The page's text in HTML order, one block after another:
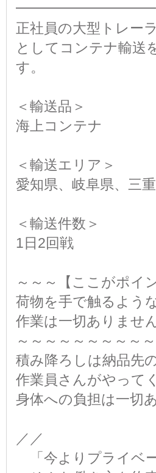
━━━━━━━━━━
正社員の大型トレー
としてコンテナ輸送
す。
＜輸送品＞
海上コンテナ
＜輸送エリア＞
愛知県、岐阜県、三
＜輸送件数＞
1日2回戦
～～～【ここがポイ
荷物を手で触るよう
作業は一切ありませ
～～～～～～～～～
積み降ろしは納品先
作業員さんがやって
身体への負担は一切
／／
「今よりプライベ